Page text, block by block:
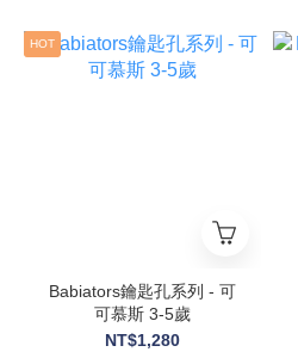
HOT
Babiators鑰匙孔系列 - 可
可慕斯 3-5歲
NT$1,280